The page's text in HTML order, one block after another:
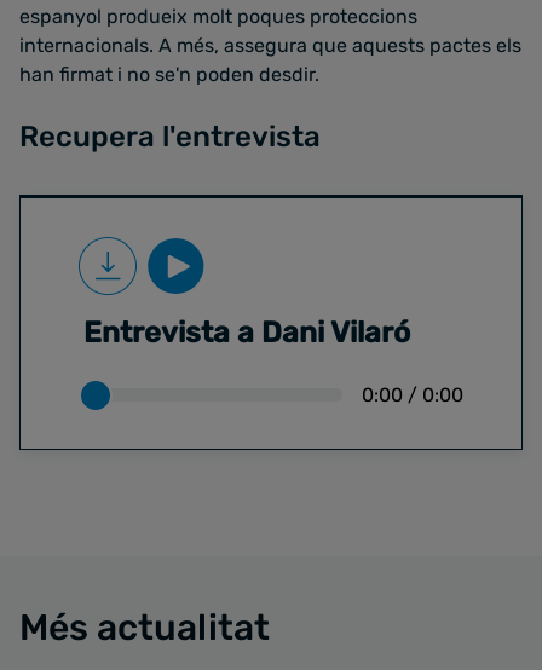
espanyol produeix molt poques proteccions
internacionals. A més, assegura que aquests pactes els
han firmat i no se'n poden desdir.
Recupera l'entrevista
Entrevista a Dani Vilaró
0:00 / 0:00
Més actualitat